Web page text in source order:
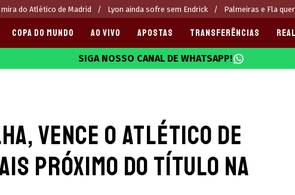
mira do Atlético de Madrid Lyon ainda sofre sem Endrick Palmeiras e Fla
2025
COPA DO MUNDO AO VIVO APOSTAS TRANSFERÊNCIAS
SIGA NOSSO CANAL DE WHATSAPP!
vence o Atlético de
próximo do título na